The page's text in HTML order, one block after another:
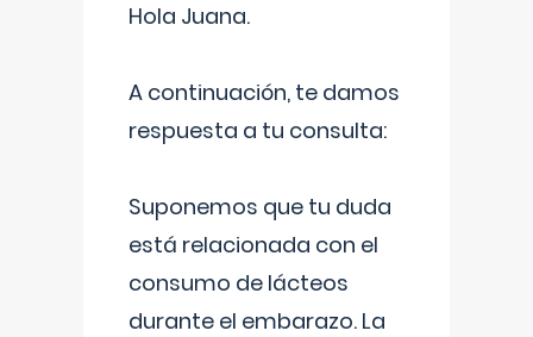
Hola Juana.
A continuación, te damos
respuesta a tu consulta:
Suponemos que tu duda
está relacionada con el
consumo de lácteos
durante el embarazo. La